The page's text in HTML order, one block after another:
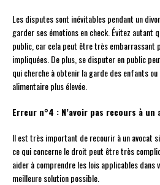
Les disputes sont inévitables pendant un
garder ses émotions en check. Évitez autant
public, car cela peut être très embarrassant
impliquées. De plus, se disputer en public
qui cherche à obtenir la garde des enfants
alimentaire plus élevée.
Erreur n°4 : N’avoir pas recours à un
Il est très important de recourir à un avocat
ce qui concerne le droit peut être très
aider à comprendre les lois applicables dans
meilleure solution possible.